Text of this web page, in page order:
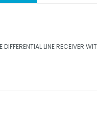
LINE RECEIVER